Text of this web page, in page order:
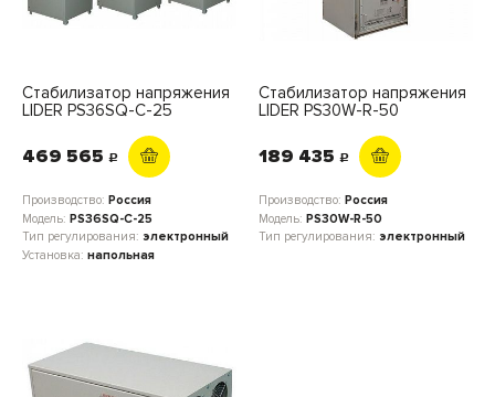
Стабилизатор напряжения
LIDER PS36SQ-C-25
469 565 c
Производство: Россия
Модель: PS36SQ-C-25
Тип регулирования: электронный
Установка: напольная
Стабилизатор напряжения
LIDER PS30W-R-50
189 435 c
Производство: Россия
Модель: PS30W-R-50
Тип регулирования: электронный